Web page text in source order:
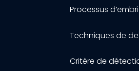
Processus
Techniques de
Critère de